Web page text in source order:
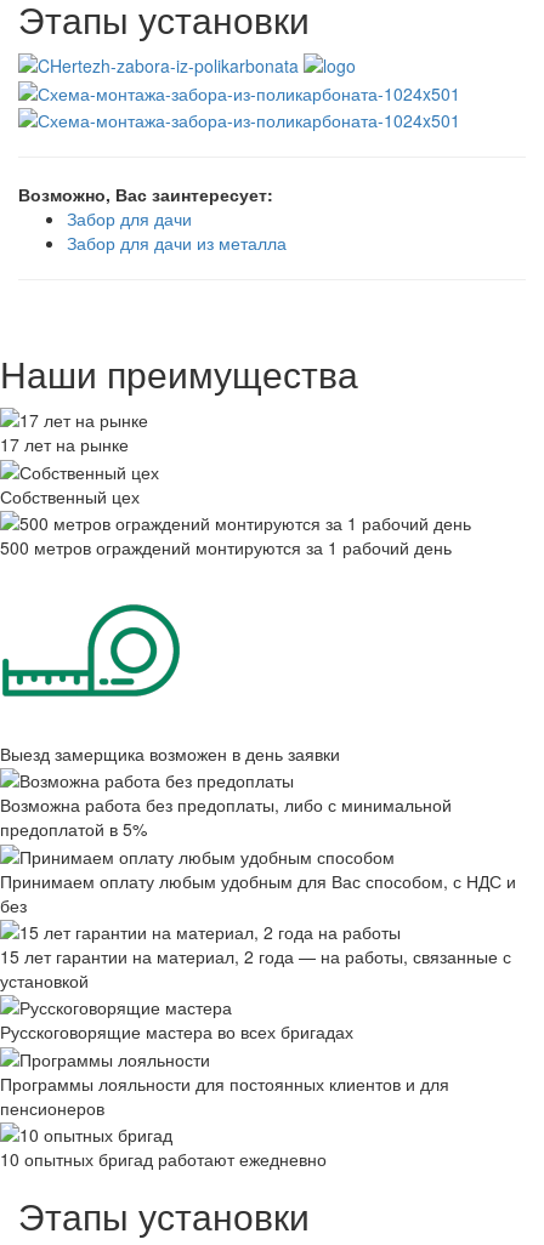
Этапы установки
Возможно, Вас заинтересует:
Забор для дачи
Забор для дачи из металла
Наши преимущества
17 лет на рынке
Собственный цех
500 метров ограждений монтируются за 1 рабочий день
Выезд замерщика возможен в день заявки
Возможна работа без предоплаты, либо с минимальной
предоплатой в 5%
Принимаем оплату любым удобным для Вас способом, с НДС и
без
15 лет гарантии на материал, 2 года — на работы, связанные с
установкой
Русскоговорящие мастера во всех бригадах
Программы лояльности для постоянных клиентов и для
пенсионеров
10 опытных бригад работают ежедневно
Этапы установки